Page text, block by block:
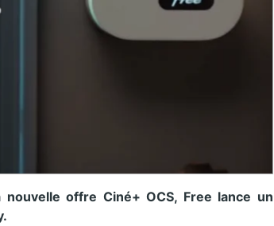
offre Ciné+ OCS, Free lance un